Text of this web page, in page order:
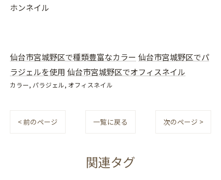
ホンネイル
仙台市宮城野区で種類豊富なカラー 仙台市宮城野区でパ
ラジェルを使用 仙台市宮城野区でオフィスネイル
カラー パラジェル オフィスネイル
< 前のページ 一覧に戻る 次のページ >
関連タグ